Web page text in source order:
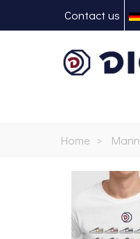
Contact us
Home > Mann